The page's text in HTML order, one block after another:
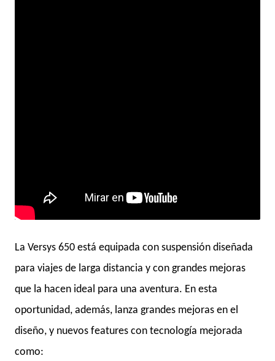
La Versys 650 está equipada con suspensión diseñada
para viajes de larga distancia y con grandes mejoras
que la hacen ideal para una aventura. En esta
oportunidad, además, lanza grandes mejoras en el
diseño, y nuevos features con tecnología mejorada
como: